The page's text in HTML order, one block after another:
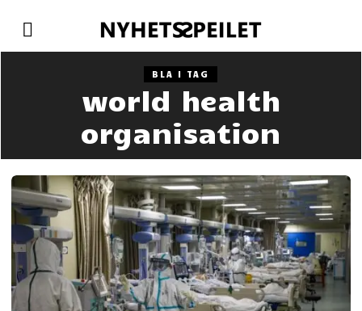
BLA I TAG
world health
organisation